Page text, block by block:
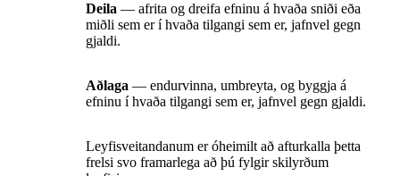
Deila — afrita og dreifa efninu á hvaða sniði eða
miðli sem er í hvaða tilgangi sem er, jafnvel gegn
gjaldi.
Aðlaga — endurvinna, umbreyta, og byggja á
efninu í hvaða tilgangi sem er, jafnvel gegn gjaldi.
Leyfisveitandanum er óheimilt að afturkalla þetta
frelsi svo framarlega að þú fylgir skilyrðum